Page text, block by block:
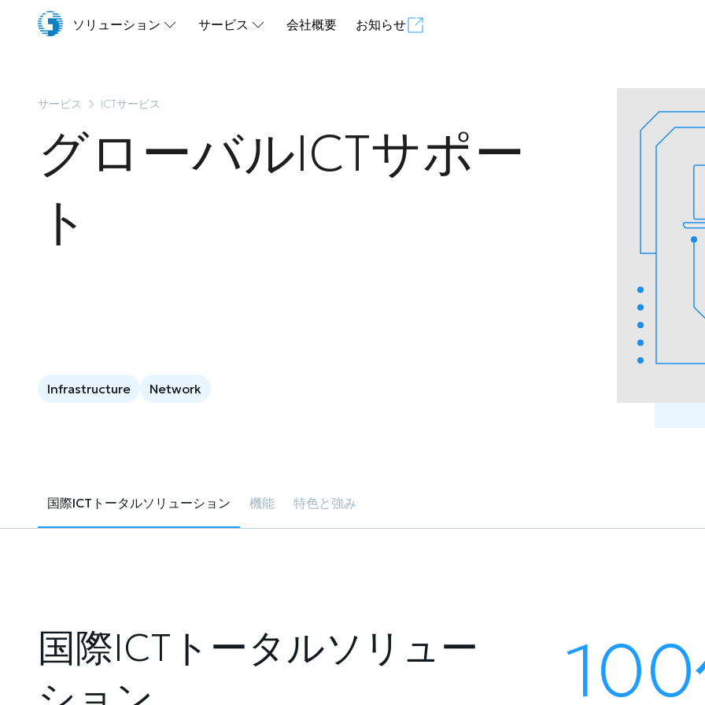
ソリューション サービス 会社概要 お知らせ
シチュエーション
MPLS VPN
SD-WAN
SSLVPN
サービス ICTサービス
グローバルICTサポー
ト
Infrastructure Network
国際ICTトータルソリューション 機能 特色と強み
国際ICTトータルソリュー